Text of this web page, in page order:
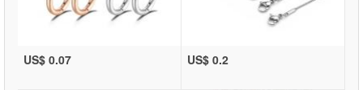
US$ 0.07 US$ 0.2